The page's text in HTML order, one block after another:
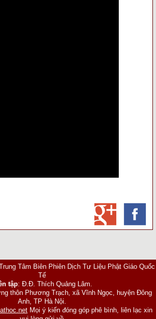
Tâm Biên Phiên Dịch Tư Liệu Phật Giáo Quốc
Tế
tập: Đ.Đ. Thích Quảng Lâm.
thôn Phương Trạch, xã Vĩnh Ngọc, huyện Đông
Anh, TP Hà Nội.
Mọi ý kiến đóng góp phê bình, liên lạc xin